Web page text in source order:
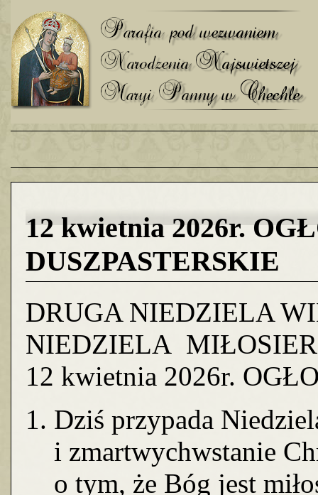
12 kwietnia 2026r.
DUSZPASTERSKIE
DRUGA NIEDZIELA
NIEDZIELA
12 kwietnia 2026r.
Dziś przypada
i zmartwychwstanie
o tym, że Bóg jest